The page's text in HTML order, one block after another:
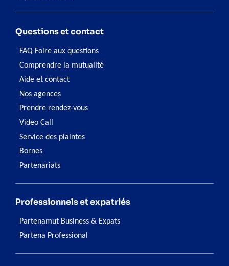
Questions et contact
FAQ Foire aux questions
Comprendre la mutualité
Aide et contact
Nos agences
Prendre rendez-vous
Video Call
Service des plaintes
Bornes
Partenariats
Professionnels et expatriés
Partenamut Business & Expats
Partena Professional